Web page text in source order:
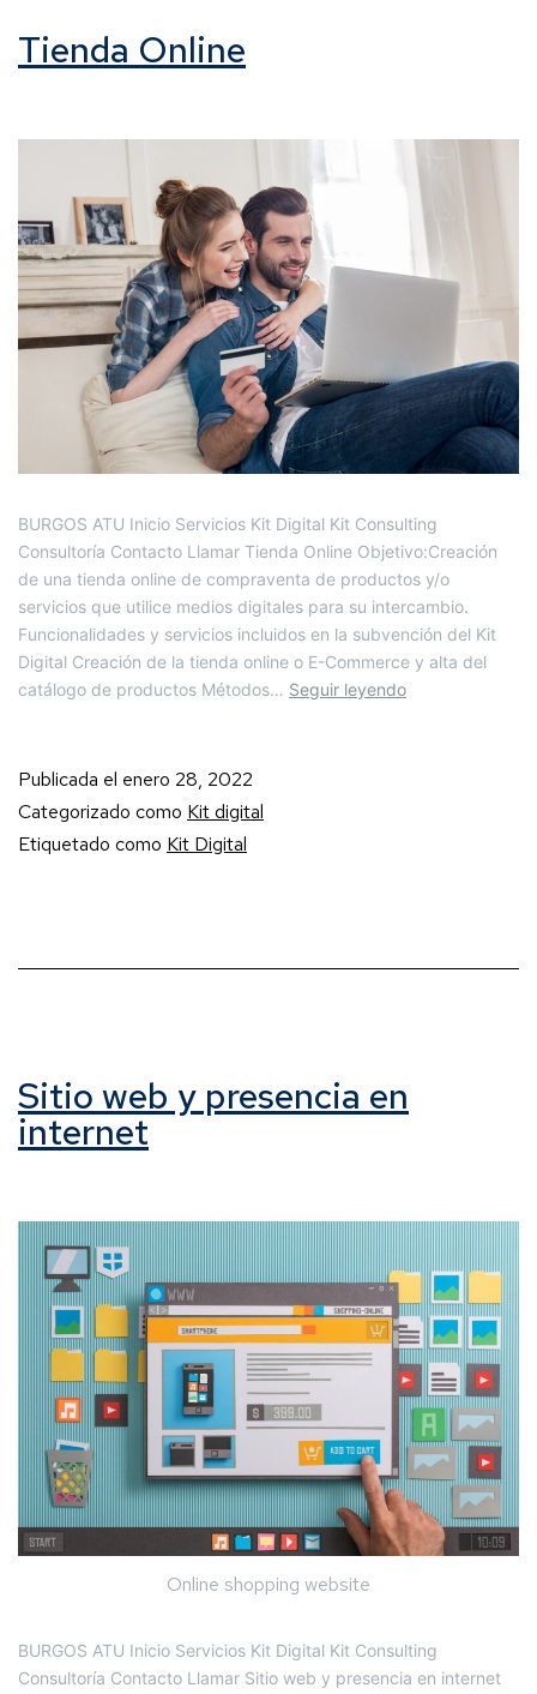
Tienda Online
BURGOS ATU Inicio Servicios Kit Digital Kit Consulting
Consultoría Contacto Llamar Tienda Online Objetivo:Creación
de una tienda online de compraventa de productos y/o
servicios que utilice medios digitales para su intercambio.
Funcionalidades y servicios incluidos en la subvención del Kit
Digital Creación de la tienda online o E-Commerce y alta del
catálogo de productos Métodos… Seguir leyendo
Publicada el enero 28, 2022
Categorizado como Kit digital
Etiquetado como Kit Digital
Sitio web y presencia en
internet
Online shopping website
BURGOS ATU Inicio Servicios Kit Digital Kit Consulting
Consultoría Contacto Llamar Sitio web y presencia en internet